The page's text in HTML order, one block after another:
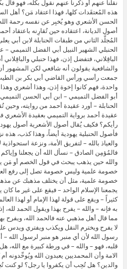
نقلنا عنهم أو ذكرنا عنهم نقول بكله، فهو قال
هذه المُعتقَدات كلها، فهذا اعتقاد مَن؟ أهل
الحسن الأشعري وهو يُخبِر عن نفسه رحمة الله
أصول الديانة، اعتقاده حين تُقارِنه باعتقاد
المُجلَّد الثاني من طبقات الحنابلة لابن أبي
الحنبلي الشهير النبيل أبي الفضل التميمي
الباقِلاني، فتفضل إذن، فهذا حنبلي
والشافعية يقولون أنه شافعي لكن المشهور أن
جمعت رأسي ورأس القاضي أبي بكر بن
واحدة، فهم كانوا إخوة إذن، وهذا أشعري
أبو الفضل التميمي – ابن أبي الحسن
الحنابلة – أورد عقيدة أحمد من روايته، وحين
عقيدة أحمد برواية التميمي بعقيدة الأشعري
رأيكم؟ فكيف يُقال أصول الأشعرية أصول
فأصول الحنبلية يهودية أيضاً، وهذا كذب، هذه
والعياذ بالله – لتفريق الأمة، ونزعة استحواذية
فالمُؤمِن الصادق – نسأل الله أن يجعلنا
والله حين يذهب يبحث في قول الخصم أو مَن
خصومة علمية وليس خصومة تصل إلى رفع
خصومة علمية، مثل أن يختلف مذهبك عن
يجمعنا الإسلام الواحد – فيقع على غير ما
كثيراً – ويقع على قولة لهذا الإمام أو لهذا
به فإنه – والله – يفرح بهذا ويقول الحمد لله،
مما قال أهل مذهبي عنه فالحمد الله، ويفرح
لا يفرح ويخترم النقل ويكذب ويفتري ويدس
رسول الله لأن أي منبر هو منبر لرسول الله –
قلبه، فهو – والله – في ورطة كبيرة مع
الامة وأن المحمديين يعبدون الله ويُوحِّدونه
والدين؟ هل تُحِب أن يكفروا يا رجل؟ لو كنت